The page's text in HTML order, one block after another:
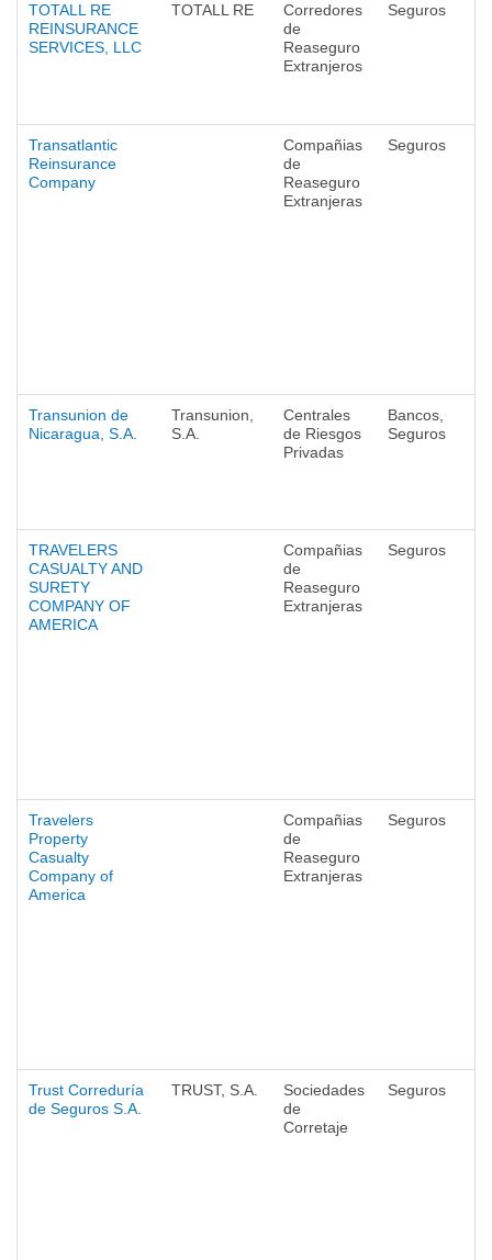
TOTALL RE
REINSURANCE
SERVICES, LLC
TOTALL RE
Corredores
de
Reaseguro
Extranjeros
Seguros
Transatlantic
Reinsurance
Company
Compañias
de
Reaseguro
Extranjeras
Seguros
Transunion de
Nicaragua, S.A.
Transunion,
S.A.
Centrales
de Riesgos
Privadas
Bancos,
Seguros
TRAVELERS
CASUALTY AND
SURETY
COMPANY OF
AMERICA
Compañias
de
Reaseguro
Extranjeras
Seguros
Travelers
Property
Casualty
Company of
America
Compañias
de
Reaseguro
Extranjeras
Seguros
Trust Correduría
de Seguros S.A.
TRUST, S.A.
Sociedades
de
Corretaje
Seguros